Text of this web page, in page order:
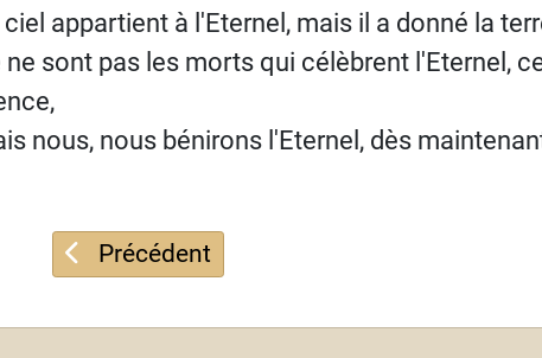
ciel appartient à l'Eternel, mais il a donné la
ne sont pas les morts qui célèbrent l'Eternel,
nous, nous bénirons l'Eternel, dès
Article précédent : Psaume 114
Précédent